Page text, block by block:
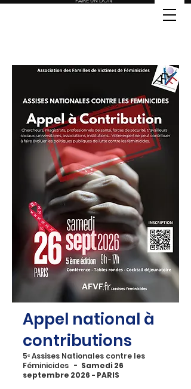
Appel national à
contributions
5ᵉ Assises Nationales contre les
Féminicides - Samedi 26
septembre 2026 - PARIS